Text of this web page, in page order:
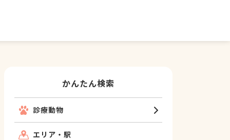
かんたん検索
診療動物
エリア・駅